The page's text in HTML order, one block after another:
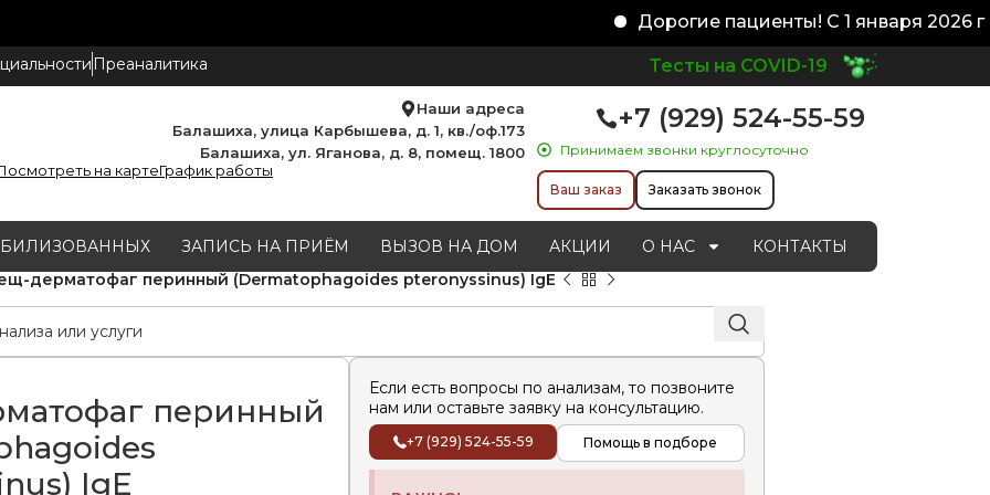
Дорогие пациенты! С 1 января 2026
Преаналитика Тесты на COVID-19
Наши адреса
Балашиха, улица Карбышева, д. 1, кв./оф.173
Балашиха, ул. Яганова, д. 8, помещ. 1800
на картеГрафик работы
+7 (929) 524-55-59
Принимаем звонки круглосуточно
Ваш заказ Заказать звонок
ЗАПИСЬ НА ПРИЁМ ВЫЗОВ НА ДОМ АКЦИИ О НАС
КОНТАКТЫ
дерматофаг перинный (Dermatophagoides pteronyssinus) IgE
перинный
IgE
Если есть вопросы по анализам, то позвоните
нам или оставьте заявку на консультацию.
+7 (929) 524-55-59 Помощь в подборе